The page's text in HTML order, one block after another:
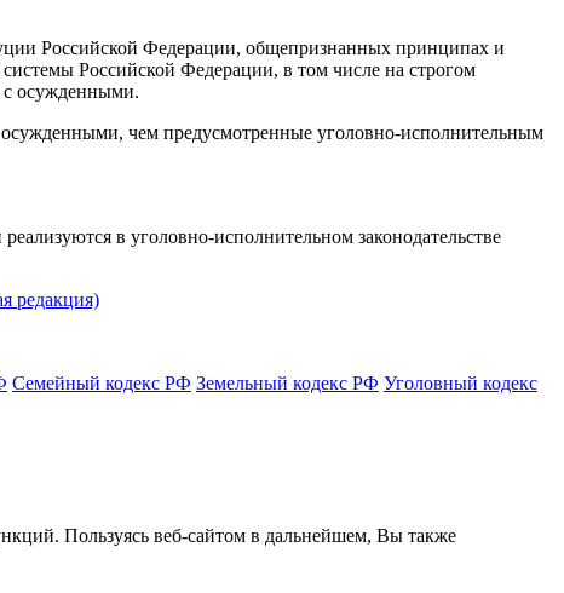
Российской Федерации, общепризнанных принципах и
Российской Федерации, в том числе на строгом
с осужденными.
чем предусмотренные уголовно-исполнительным
в уголовно-исполнительном законодательстве
редакция)
Семейный кодекс РФ Земельный кодекс РФ Уголовный кодекс
Пользуясь веб-сайтом в дальнейшем, Вы также